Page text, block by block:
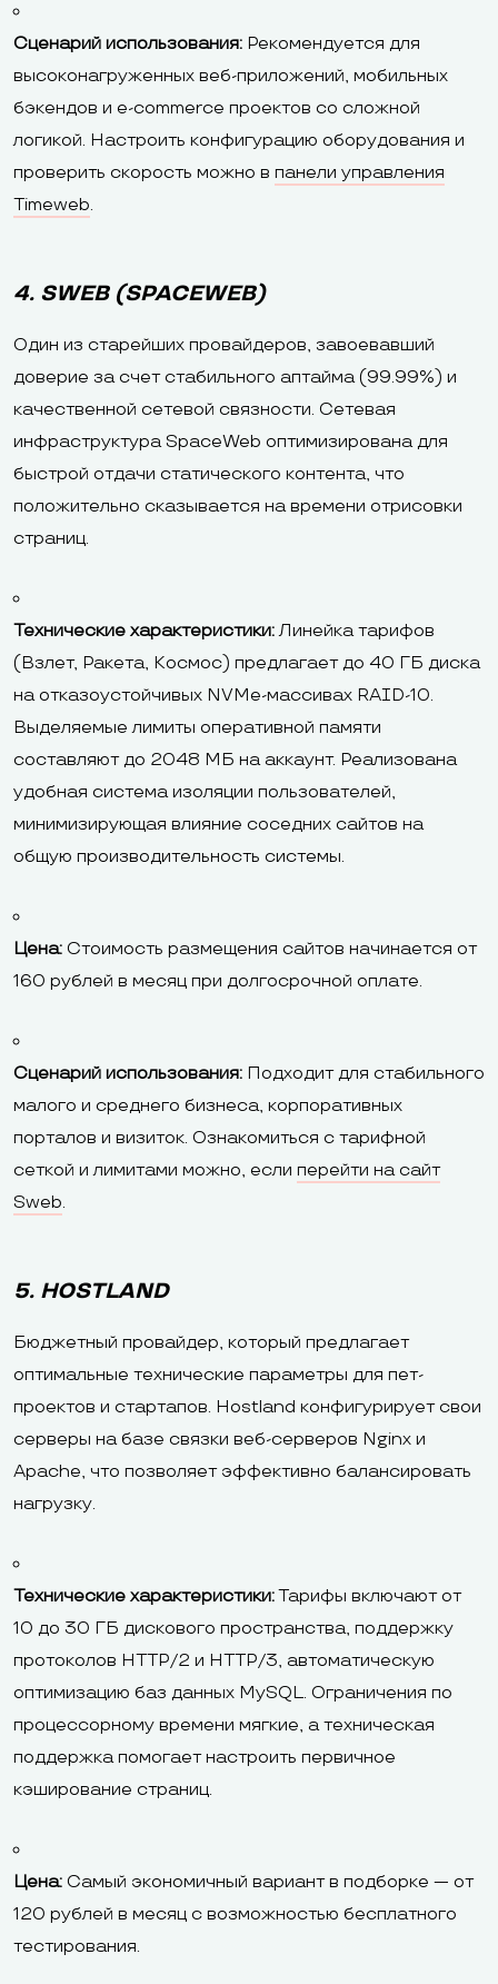
Сценарий использования: Рекомендуется для
высоконагруженных веб-приложений, мобильных
бэкендов и e-commerce проектов со сложной
логикой. Настроить конфигурацию оборудования и
проверить скорость можно в панели управления
Timeweb.
4. SWEB (SPACEWEB)
Один из старейших провайдеров, завоевавший
доверие за счет стабильного аптайма (99.99%) и
качественной сетевой связности. Сетевая
инфраструктура SpaceWeb оптимизирована для
быстрой отдачи статического контента, что
положительно сказывается на времени отрисовки
страниц.
Технические характеристики:Линейка тарифов
(Взлет, Ракета, Космос) предлагает до 40 ГБ диска
на отказоустойчивых NVMe-массивах RAID-10.
Выделяемые лимиты оперативной памяти
составляют до 2048 МБ на аккаунт. Реализована
удобная система изоляции пользователей,
минимизирующая влияние соседних сайтов на
общую производительность системы.
Цена: Стоимость размещения сайтов начинается от
160 рублей в месяц при долгосрочной оплате.
Сценарий использования: Подходит для стабильного
малого и среднего бизнеса, корпоративных
порталов и визиток. Ознакомиться с тарифной
сеткой и лимитами можно, если перейти на сайт
Sweb.
5. HOSTLAND
Бюджетный провайдер, который предлагает
оптимальные технические параметры для пет-
проектов и стартапов. Hostland конфигурирует свои
серверы на базе связки веб-серверов Nginx и
Apache, что позволяет эффективно балансировать
нагрузку.
Технические характеристики:Тарифы включают от
10 до 30 ГБ дискового пространства, поддержку
протоколов HTTP/2 и HTTP/3, автоматическую
оптимизацию баз данных MySQL. Ограничения по
процессорному времени мягкие, а техническая
поддержка помогает настроить первичное
кэширование страниц.
Цена: Самый экономичный вариант в подборке — от
120 рублей в месяц с возможностью бесплатного
тестирования.